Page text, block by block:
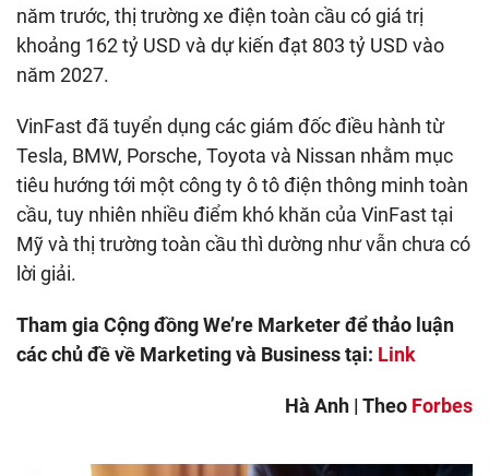
năm trước, thị trường xe điện toàn cầu có giá trị
khoảng 162 tỷ USD và dự kiến đạt 803 tỷ USD vào
năm 2027.
VinFast đã tuyển dụng các giám đốc điều hành từ
Tesla, BMW, Porsche, Toyota và Nissan nhằm mục
tiêu hướng tới một công ty ô tô điện thông minh toàn
cầu, tuy nhiên nhiều điểm khó khăn của VinFast tại
Mỹ và thị trường toàn cầu thì dường như vẫn chưa có
lời giải.
Tham gia Cộng đồng We’re Marketer để thảo luận
các chủ đề về Marketing và Business tại: Link
Hà Anh | Theo Forbes